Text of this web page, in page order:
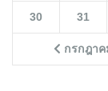
กรกฎาค
30 31